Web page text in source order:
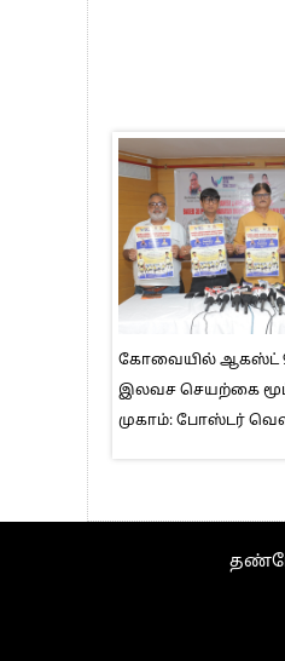
கோவையில் ஆகஸ்ட்
இலவச செயற்கை
முகாம்: போஸ்டர்